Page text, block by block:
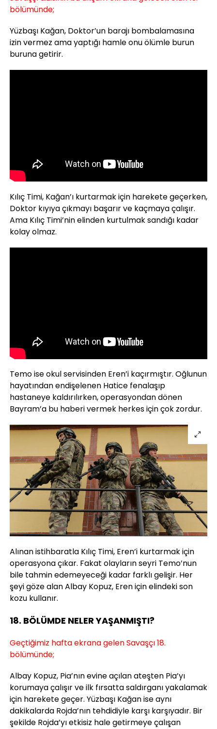
bölümünde;
Yüzbaşı Kağan, Doktor’un barajı bombalamasına
izin vermez ama yaptığı hamle onu ölümle burun
buruna getirir.
Kılıç Timi, Kağan’ı kurtarmak için harekete geçerken,
Doktor kıyıya çıkmayı başarır ve kaçmaya çalışır.
Ama Kılıç Timi’nin elinden kurtulmak sandığı kadar
kolay olmaz.
Temo ise okul servisinden Eren’i kaçırmıştır. Oğlunun
hayatından endişelenen Hatice fenalaşıp
hastaneye kaldırılırken, operasyondan dönen
Bayram’a bu haberi vermek herkes için çok zordur.
Alınan istihbaratla Kılıç Timi, Eren’i kurtarmak için
operasyona çıkar. Fakat olayların seyri Temo’nun
bile tahmin edemeyeceği kadar farklı gelişir. Her
şeyi göze alan Albay Kopuz, Eren için elindeki son
kozu kullanır.
18. BÖLÜMDE NELER YAŞANMIŞTI?
Geçtiğimiz hafta ekrana gelen Savaşçı 18.
bölümünde;
Albay Kopuz, Pia’nın evine açılan ateşten Pia’yı
korumaya çalışır ve ilk fırsatta saldırganı yakalamak
için harekete geçer. Yüzbaşı Kağan ise aynı
dakikalarda Rojda’nın tehdidiyle karşı karşıyadır. Bir
şekilde Rojda’yı etkisiz hale getirmeye çalışan